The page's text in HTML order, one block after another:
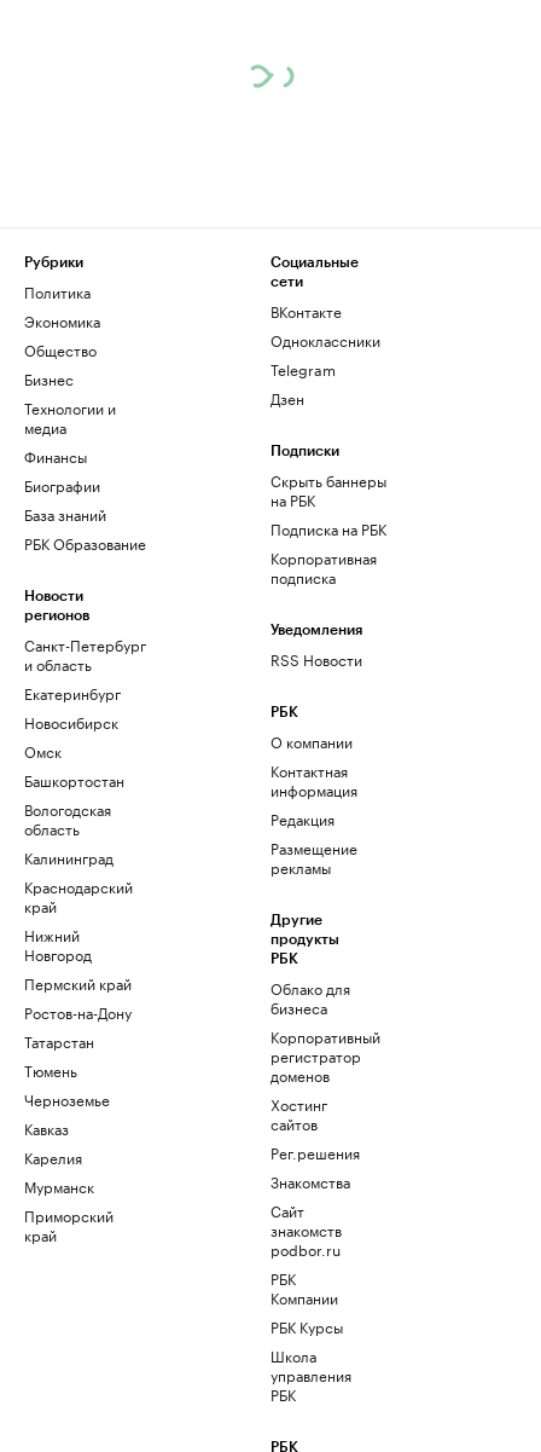
Рубрики
Политика
Экономика
Общество
Бизнес
Технологии и
медиа
Финансы
Биографии
База знаний
РБК Образование
Новости
регионов
Санкт-Петербург
и область
Екатеринбург
Новосибирск
Омск
Башкортостан
Вологодская
область
Калининград
Краснодарский
край
Нижний
Новгород
Пермский край
Ростов-на-Дону
Татарстан
Тюмень
Черноземье
Кавказ
Карелия
Мурманск
Приморский
край
Социальные
сети
ВКонтакте
Одноклассники
Telegram
Дзен
Подписки
Скрыть баннеры
на РБК
Подписка на РБК
Корпоративная
подписка
Уведомления
RSS Новости
РБК
О компании
Контактная
информация
Редакция
Размещение
рекламы
Другие
продукты
РБК
Облако для
бизнеса
Корпоративный
регистратор
доменов
Хостинг
сайтов
Рег.решения
Знакомства
Сайт
знакомств
podbor.ru
РБК
Компании
РБК Курсы
Школа
управления
РБК
РБК